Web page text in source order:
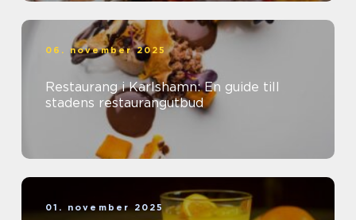
06. november 2025
Restaurang i Karlshamn: En guide till
stadens restaurangutbud
01. november 2025